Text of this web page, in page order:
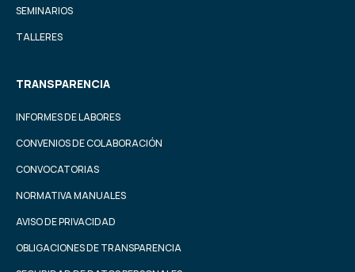
SEMINARIOS
TALLERES
TRANSPARENCIA
INFORMES DE LABORES
CONVENIOS DE COLABORACIÓN
CONVOCATORIAS
NORMATIVA MANUALES
AVISO DE PRIVACIDAD
OBLIGACIONES DE TRANSPARENCIA